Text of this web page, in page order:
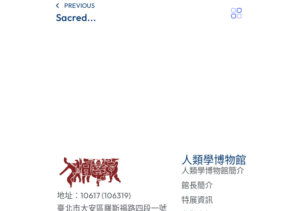
PREVIOUS
Sacred...
地址：10617 (106319)
臺北市大安區羅斯福路四段一號
人類學博物館
人類學博物館簡介
館長簡介
特展資訊